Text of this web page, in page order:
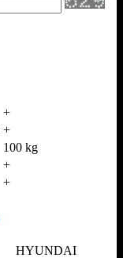
+
+
100 kg
+
+
HYUNDAI